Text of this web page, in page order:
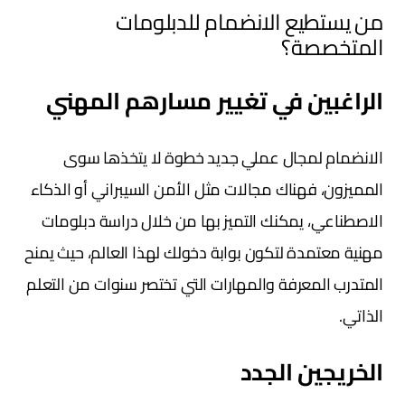
من يستطيع الانضمام للدبلومات
المتخصصة؟
الراغبين في تغيير مسارهم المهني
الانضمام لمجال عملي جديد خطوة لا يتخذها سوى
المميزون، فهناك مجالات مثل الأمن السيبراني أو الذكاء
الاصطناعي، يمكنك التميز بها من خلال دراسة دبلومات
مهنية معتمدة لتكون بوابة دخولك لهذا العالم، حيث يمنح
المتدرب المعرفة والمهارات التي تختصر سنوات من التعلم
الذاتي.
الخريجين الجدد